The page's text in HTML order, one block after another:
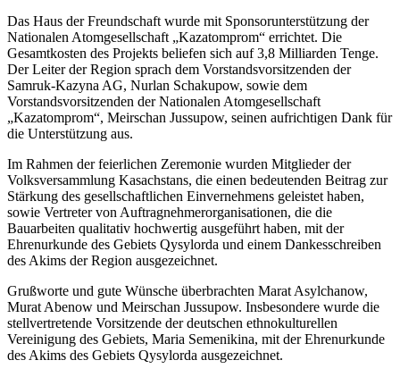
Das Haus der Freundschaft wurde mit Sponsorunterstützung der
Nationalen Atomgesellschaft „Kazatomprom“ errichtet. Die
Gesamtkosten des Projekts beliefen sich auf 3,8 Milliarden Tenge.
Der Leiter der Region sprach dem Vorstandsvorsitzenden der
Samruk-Kazyna AG, Nurlan Schakupow, sowie dem
Vorstandsvorsitzenden der Nationalen Atomgesellschaft
„Kazatomprom“, Meirschan Jussupow, seinen aufrichtigen Dank für
die Unterstützung aus.
Im Rahmen der feierlichen Zeremonie wurden Mitglieder der
Volksversammlung Kasachstans, die einen bedeutenden Beitrag zur
Stärkung des gesellschaftlichen Einvernehmens geleistet haben,
sowie Vertreter von Auftragnehmerorganisationen, die die
Bauarbeiten qualitativ hochwertig ausgeführt haben, mit der
Ehrenurkunde des Gebiets Qysylorda und einem Dankesschreiben
des Akims der Region ausgezeichnet.
Grußworte und gute Wünsche überbrachten Marat Asylchanow,
Murat Abenow und Meirschan Jussupow. Insbesondere wurde die
stellvertretende Vorsitzende der deutschen ethnokulturellen
Vereinigung des Gebiets, Maria Semenikina, mit der Ehrenurkunde
des Akims des Gebiets Qysylorda ausgezeichnet.